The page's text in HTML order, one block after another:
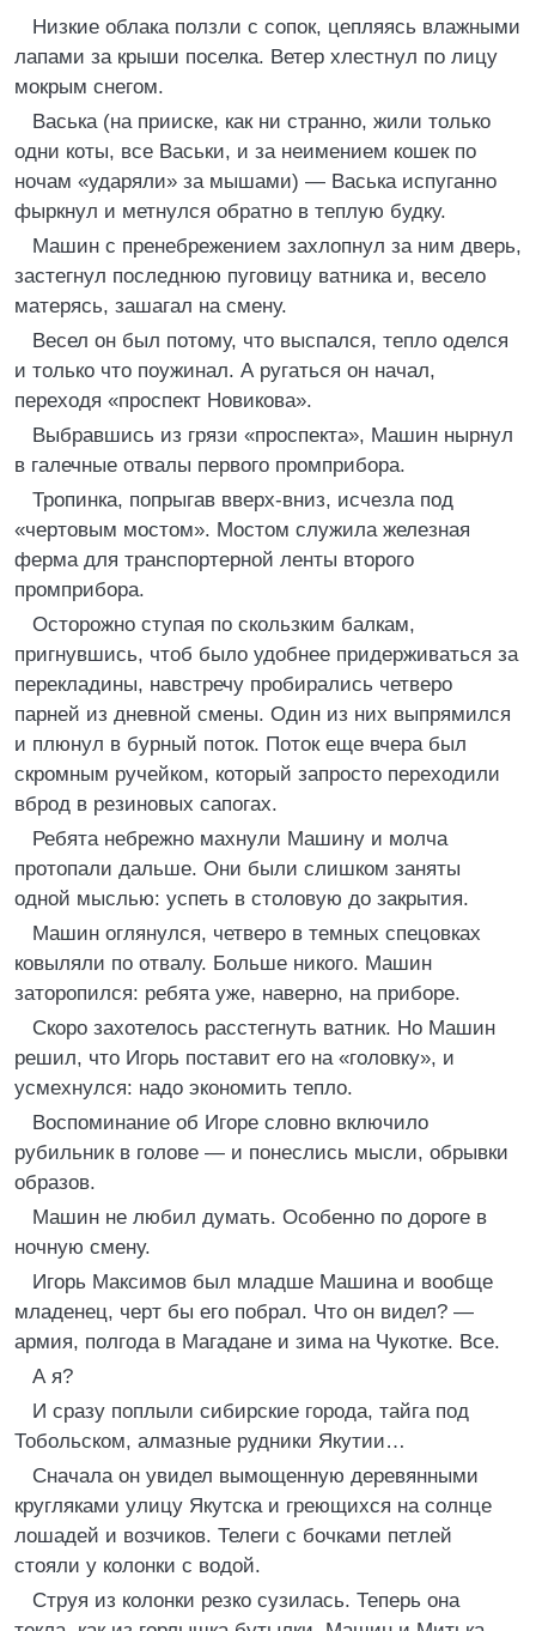
Низкие облака ползли с сопок, цепляясь влажными
лапами за крыши поселка. Ветер хлестнул по лицу
мокрым снегом.
Васька (на прииске, как ни странно, жили только
одни коты, все Васьки, и за неимением кошек по
ночам «ударяли» за мышами) — Васька испуганно
фыркнул и метнулся обратно в теплую будку.
Машин с пренебрежением захлопнул за ним дверь,
застегнул последнюю пуговицу ватника и, весело
матерясь, зашагал на смену.
Весел он был потому, что выспался, тепло оделся
и только что поужинал. А ругаться он начал,
переходя «проспект Новикова».
Выбравшись из грязи «проспекта», Машин нырнул
в галечные отвалы первого промприбора.
Тропинка, попрыгав вверх-вниз, исчезла под
«чертовым мостом». Мостом служила железная
ферма для транспортерной ленты второго
промприбора.
Осторожно ступая по скользким балкам,
пригнувшись, чтоб было удобнее придерживаться за
перекладины, навстречу пробирались четверо
парней из дневной смены. Один из них выпрямился
и плюнул в бурный поток. Поток еще вчера был
скромным ручейком, который запросто переходили
вброд в резиновых сапогах.
Ребята небрежно махнули Машину и молча
протопали дальше. Они были слишком заняты
одной мыслью: успеть в столовую до закрытия.
Машин оглянулся, четверо в темных спецовках
ковыляли по отвалу. Больше никого. Машин
заторопился: ребята уже, наверно, на приборе.
Скоро захотелось расстегнуть ватник. Но Машин
решил, что Игорь поставит его на «головку», и
усмехнулся: надо экономить тепло.
Воспоминание об Игоре словно включило
рубильник в голове — и понеслись мысли, обрывки
образов.
Машин не любил думать. Особенно по дороге в
ночную смену.
Игорь Максимов был младше Машина и вообще
младенец, черт бы его побрал. Что он видел? —
армия, полгода в Магадане и зима на Чукотке. Все.
А я?
И сразу поплыли сибирские города, тайга под
Тобольском, алмазные рудники Якутии…
Сначала он увидел вымощенную деревянными
кругляками улицу Якутска и греющихся на солнце
лошадей и возчиков. Телеги с бочками петлей
стояли у колонки с водой.
Струя из колонки резко сузилась. Теперь она